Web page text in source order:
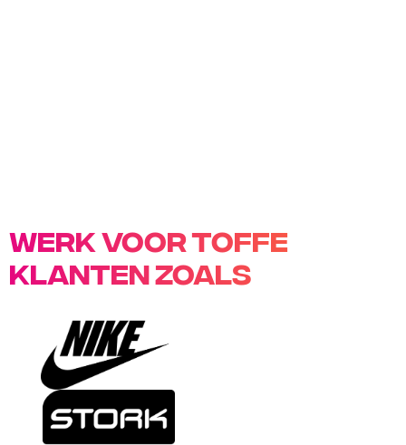
Werk voor toffe
klanten zoals